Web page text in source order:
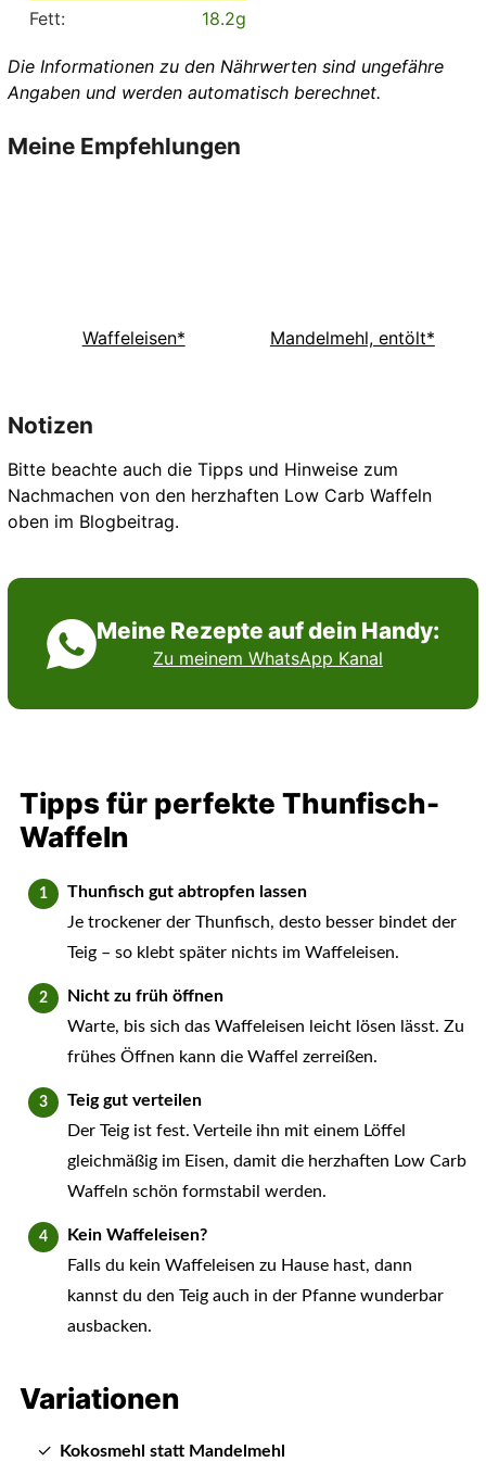
Fett:
18.2g
Die Informationen zu den Nährwerten sind ungefähre
Angaben und werden automatisch berechnet.
Meine Empfehlungen
Waffeleisen* Mandelmehl, entölt*
Notizen
Bitte beachte auch die Tipps und Hinweise zum
Nachmachen von den herzhaften Low Carb Waffeln
oben im Blogbeitrag.
Meine Rezepte auf dein Handy:
Zu meinem WhatsApp Kanal
Tipps für perfekte Thunfisch-
Waffeln
Thunfisch gut abtropfen lassen
Je trockener der Thunfisch, desto besser bindet der
Teig – so klebt später nichts im Waffeleisen.
Nicht zu früh öffnen
Warte, bis sich das Waffeleisen leicht lösen lässt. Zu
frühes Öffnen kann die Waffel zerreißen.
Teig gut verteilen
Der Teig ist fest. Verteile ihn mit einem Löffel
gleichmäßig im Eisen, damit die herzhaften Low Carb
Waffeln schön formstabil werden.
Kein Waffeleisen?
Falls du kein Waffeleisen zu Hause hast, dann
kannst du den Teig auch in der Pfanne wunderbar
ausbacken.
Variationen
Kokosmehl statt Mandelmehl